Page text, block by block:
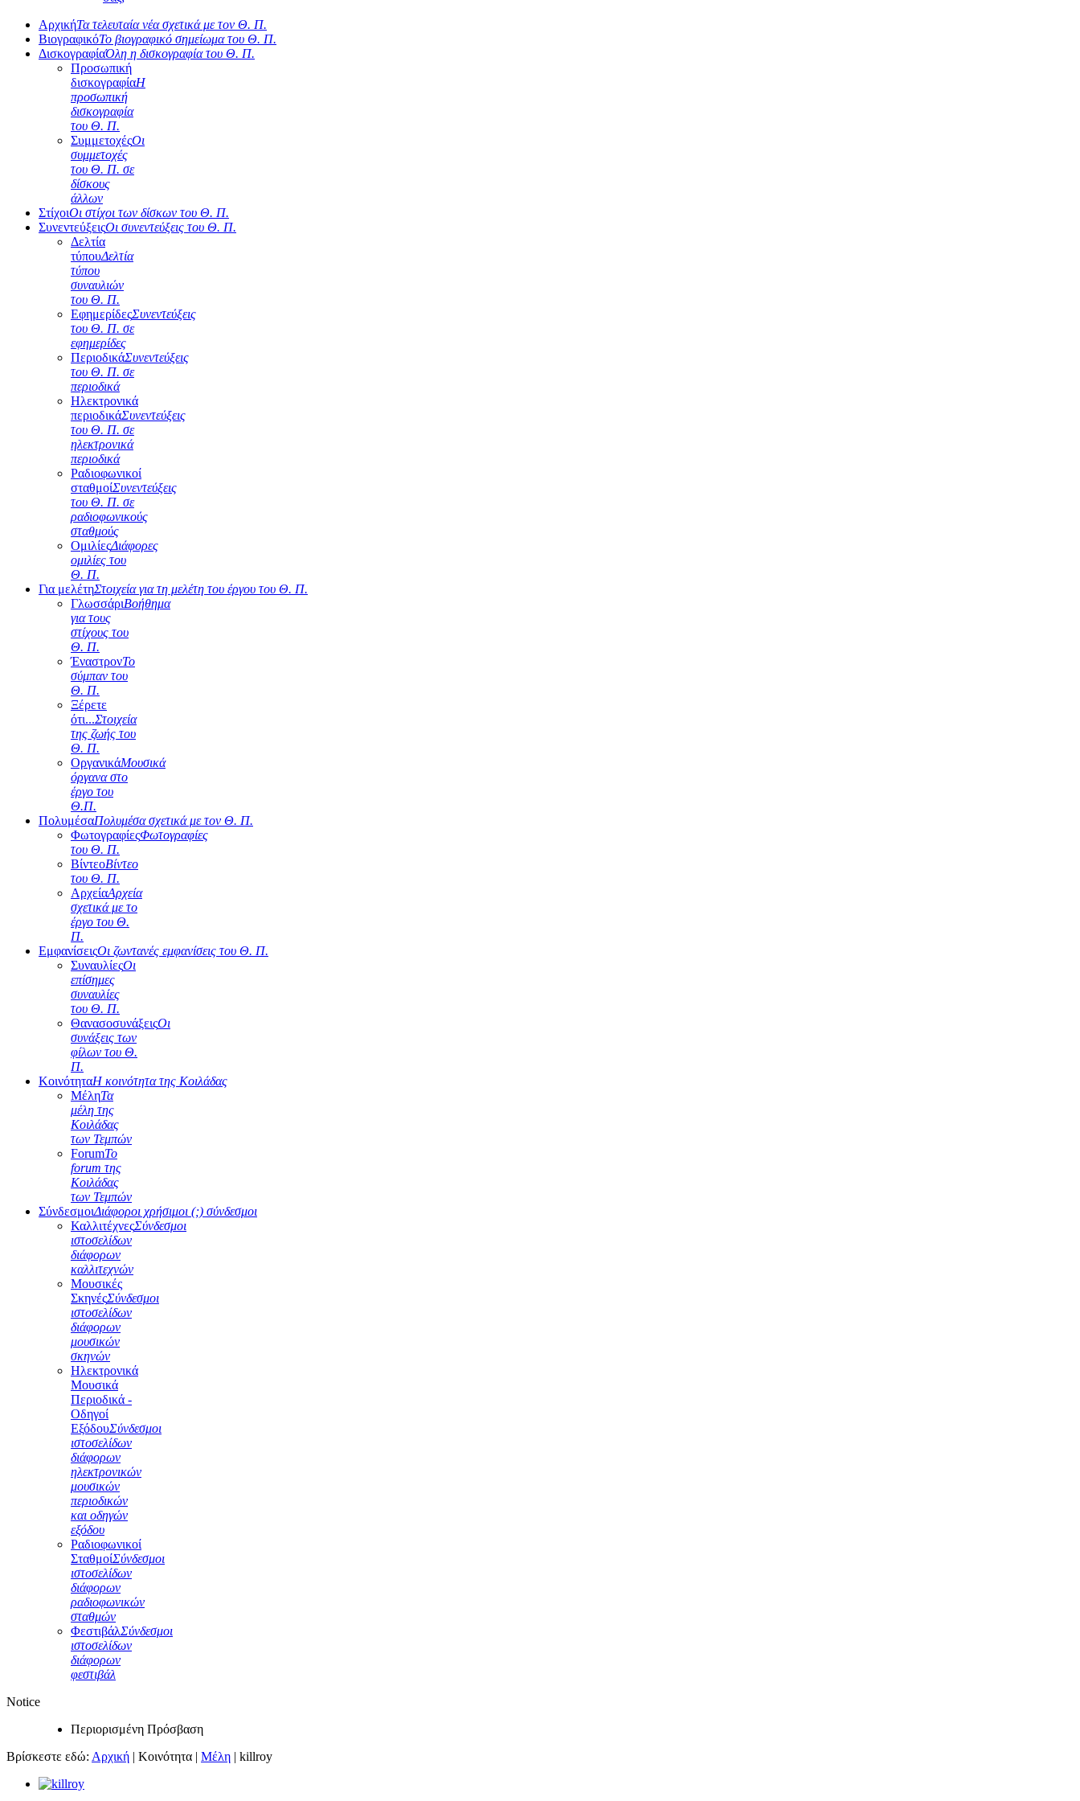
ΑρχικήΤα τελευταία νέα σχετικά με τον Θ. Π.
ΒιογραφικόΤο βιογραφικό σημείωμα του Θ. Π.
ΔισκογραφίαΌλη η δισκογραφία του Θ. Π.
Προσωπική
δισκογραφίαΗ
προσωπική
δισκογραφία
του Θ. Π.
ΣυμμετοχέςΟι
συμμετοχές
του Θ. Π. σε
δίσκους
άλλων
ΣτίχοιΟι στίχοι των δίσκων του Θ. Π.
ΣυνεντεύξειςΟι συνεντεύξεις του Θ. Π.
Δελτία
τύπουΔελτία
τύπου
συναυλιών
του Θ. Π.
ΕφημερίδεςΣυνεντεύξεις
του Θ. Π. σε
εφημερίδες
ΠεριοδικάΣυνεντεύξεις
του Θ. Π. σε
περιοδικά
Ηλεκτρονικά
περιοδικάΣυνεντεύξεις
του Θ. Π. σε
ηλεκτρονικά
περιοδικά
Ραδιοφωνικοί
σταθμοίΣυνεντεύξεις
του Θ. Π. σε
ραδιοφωνικούς
σταθμούς
ΟμιλίεςΔιάφορες
ομιλίες του
Θ. Π.
Για μελέτηΣτοιχεία για τη μελέτη του έργου του Θ. Π.
ΓλωσσάριΒοήθημα
για τους
στίχους του
Θ. Π.
ΈναστρονΤο
σύμπαν του
Θ. Π.
Ξέρετε
ότι...Στοιχεία
της ζωής του
Θ. Π.
ΟργανικάΜουσικά
όργανα στο
έργο του
Θ.Π.
ΠολυμέσαΠολυμέσα σχετικά με τον Θ. Π.
ΦωτογραφίεςΦωτογραφίες
του Θ. Π.
ΒίντεοΒίντεο
του Θ. Π.
ΑρχείαΑρχεία
σχετικά με το
έργο του Θ.
Π.
ΕμφανίσειςΟι ζωντανές εμφανίσεις του Θ. Π.
ΣυναυλίεςΟι
επίσημες
συναυλίες
του Θ. Π.
ΘανασοσυνάξειςΟι
συνάξεις των
φίλων του Θ.
Π.
ΚοινότηταΗ κοινότητα της Κοιλάδας
ΜέληΤα
μέλη της
Κοιλάδας
των Τεμπών
ForumΤο
forum της
Κοιλάδας
των Τεμπών
ΣύνδεσμοιΔιάφοροι χρήσιμοι (;) σύνδεσμοι
ΚαλλιτέχνεςΣύνδεσμοι
ιστοσελίδων
διάφορων
καλλιτεχνών
Μουσικές
ΣκηνέςΣύνδεσμοι
ιστοσελίδων
διάφορων
μουσικών
σκηνών
Ηλεκτρονικά
Μουσικά
Περιοδικά -
Οδηγοί
ΕξόδουΣύνδεσμοι
ιστοσελίδων
διάφορων
ηλεκτρονικών
μουσικών
περιοδικών
και οδηγών
εξόδου
Ραδιοφωνικοί
ΣταθμοίΣύνδεσμοι
ιστοσελίδων
διάφορων
ραδιοφωνικών
σταθμών
ΦεστιβάλΣύνδεσμοι
ιστοσελίδων
διάφορων
φεστιβάλ
Notice
Περιορισμένη Πρόσβαση
Βρίσκεστε εδώ: Αρχική | Κοινότητα | Μέλη | killroy